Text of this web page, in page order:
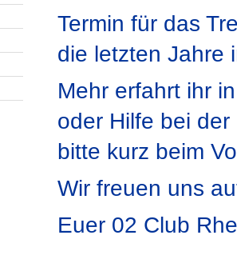
Termin für das
die letzten Jahre
Mehr erfahrt ihr
oder Hilfe bei
bitte kurz beim
Wir freuen uns
Euer 02 Club